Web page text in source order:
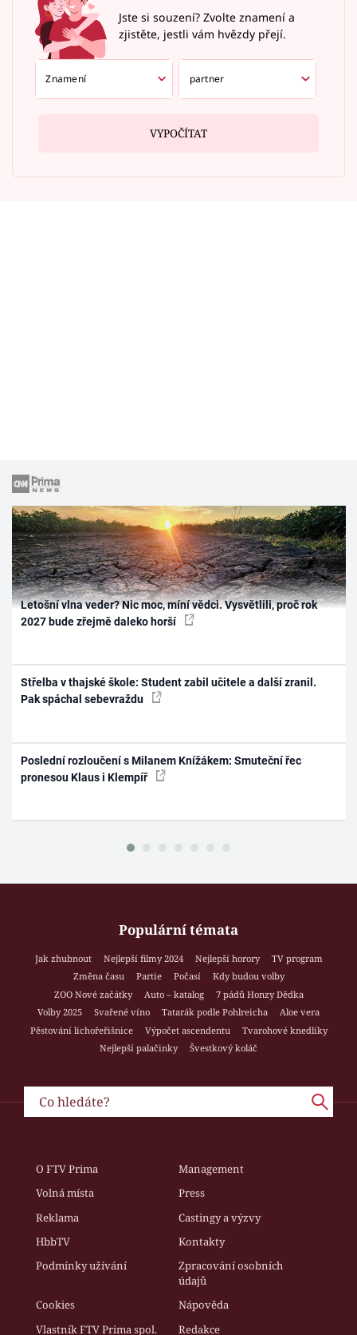
Jste si souzení? Zvolte znamení a
zjistěte, jestli vám hvězdy přejí.
VYPOČÍTAT
Letošní vlna veder? Nic moc, míní vědci. Vysvětlili, proč rok
2027 bude zřejmě daleko horší
Střelba v thajské škole: Student zabil učitele a další zranil.
Pak spáchal sebevraždu
Poslední rozloučení s Milanem Knížákem: Smuteční řec
pronesou Klaus i Klempíř
Populární témata
Jak zhubnout Nejlepší filmy 2024 Nejlepší horory
TV program
Změna času
Partie Počasí
Kdy budou volby
ZOO Nové začátky
Auto – katalog
7 pádů Honzy Dědka
Volby 2025
Svařené víno Tatarák podle Pohlreicha
Aloe vera
Pěstování lichořeřišnice
Výpočet ascendentu
Tvarohové knedlíky
Nejlepší palačinky
Švestkový koláč
O FTV Prima
Management
Volná místa
Press
Reklama
Castingy a výzvy
HbbTV
Kontakty
Podmínky užívání
Zpracování osobních
údajů
Cookies
Nápověda
Vlastník FTV Prima spol.
Redakce